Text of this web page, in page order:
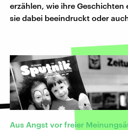
erzählen, wie ihre Geschichten
sie dabei beeindruckt oder
Aus Angst vor freier